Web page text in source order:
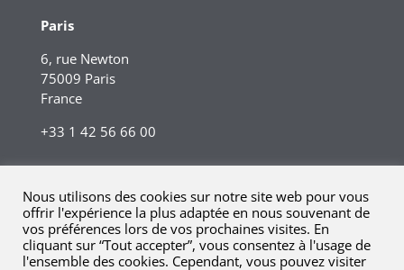
Paris
6, rue Newton
75009 Paris
France
+33 1 42 56 66 00
Nous utilisons des cookies sur notre site web pour vous
offrir l'expérience la plus adaptée en nous souvenant de
vos préférences lors de vos prochaines visites. En
cliquant sur “Tout accepter”, vous consentez à l'usage de
l'ensemble des cookies. Cependant, vous pouvez visiter